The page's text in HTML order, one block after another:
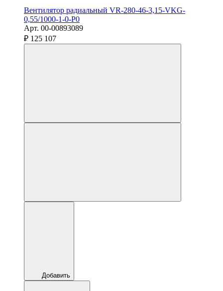
Вентилятор радиальный VR-280-46-3,15-VKG-
0,55/1000-1-0-P0
Арт. 00-00893089
₽ 125 107
Добавить